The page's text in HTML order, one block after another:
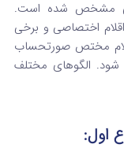
مشخص شده است.
اختصاصی و برخی
مختص صورتحساب
شود. الگوهای مختلف
اول: